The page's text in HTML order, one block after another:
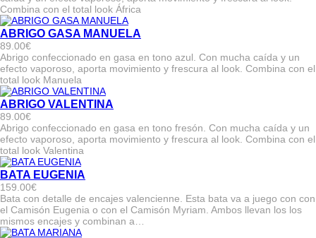
Combina con el total look África
ABRIGO GASA MANUELA
89.00€
Abrigo confeccionado en gasa en tono azul. Con mucha caída y un
efecto vaporoso, aporta movimiento y frescura al look. Combina con el
total look Manuela
ABRIGO VALENTINA
89.00€
Abrigo confeccionado en gasa en tono fresón. Con mucha caída y un
efecto vaporoso, aporta movimiento y frescura al look. Combina con el
total look Valentina
BATA EUGENIA
159.00€
Bata con detalle de encajes valencienne. Esta bata va a juego con con
el Camisón Eugenia o con el Camisón Myriam. Ambos llevan los los
mismos encajes y combinan a…